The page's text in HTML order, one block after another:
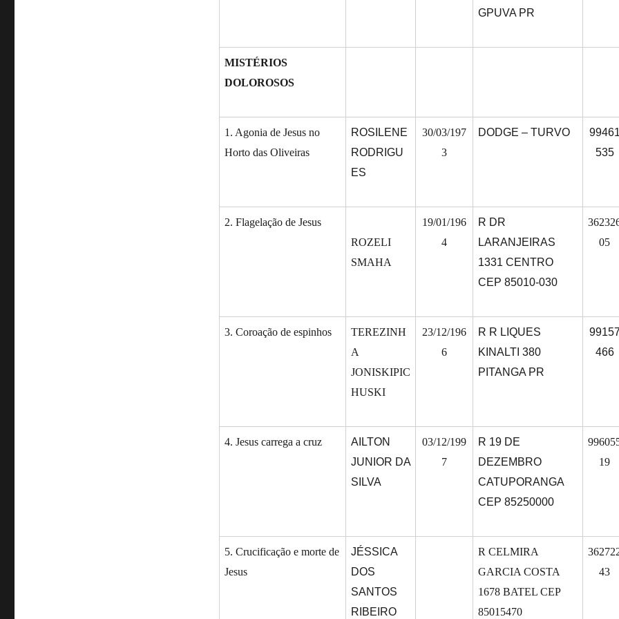
GPUVA PR
MISTÉRIOS
DOLOROSOS
1. Agonia de Jesus no
Horto das Oliveiras
ROSILENE
RODRIGU
ES
30/03/197
3
DODGE – TURVO
535
2. Flagelação de Jesus
ROZELI
SMAHA
19/01/196
4
R DR
LARANJEIRAS
1331 CENTRO
CEP 85010-030
05
3. Coroação de espinhos
TEREZINH
A
JONISKIPIC
HUSKI
23/12/196
6
R R LIQUES
KINALTI 380
PITANGA PR
466
4. Jesus carrega a cruz
AILTON
JUNIOR DA
SILVA
03/12/199
7
R 19 DE
DEZEMBRO
CATUPORANGA
CEP 85250000
19
5. Crucificação e morte de
Jesus
JÉSSICA
DOS
SANTOS
RIBEIRO
R CELMIRA
GARCIA COSTA
1678 BATEL CEP
85015470
43